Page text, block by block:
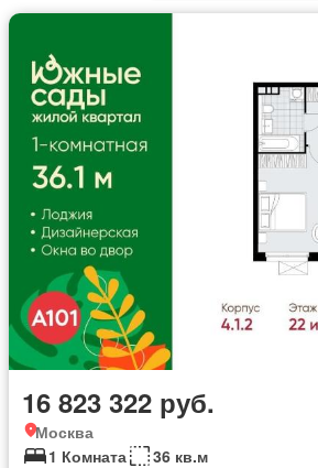
16 823 322 руб.
Москва
1 Комната
36 кв.м